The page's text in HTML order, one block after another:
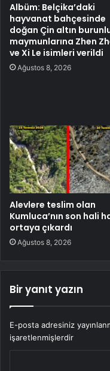
Albüm: Belçika’daki
hayvanat bahçesinde
doğan Çin altın
maymunlarına Zhen
ve Xi Le isimleri verildi
Ağustos 8, 2026
Alevlere teslim olan
Kumluca’nın son hali
ortaya çıkardı
Ağustos 8, 2026
Bir yanıt yazın
E-posta adresiniz
işaretlenmişlerdir